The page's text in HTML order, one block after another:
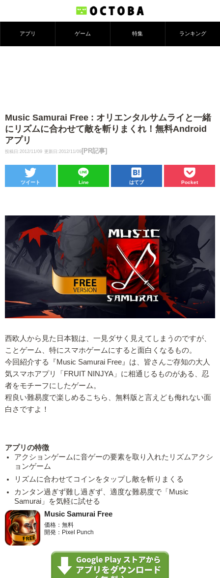
アプリ ゲーム 特集 ランキング
Music Samurai Free : オリエンタルサムライと一緒
にリズムに合わせて敵を斬りまくれ！無料Android
アプリ
投稿日:2012/11/09 更新日:2012/11/09 [PR記事]
ツイート Line はてブ Pocket
西欧人から見た日本観は、一見ダサく見えてしまうのですが、
ことゲーム、特にスマホゲームにすると面白くなるもの。
今回紹介する『Music Samurai Free』は、皆さんご存知の大人
気スマホアプリ「FRUIT NINJYA」に相通じるものがある、忍
者をモチーフにしたゲーム。
程良い難易度で楽しめるこちら、無料版と言えども侮れない面
白さですよ！
アプリの特徴
アクションゲームに音ゲーの要素を取り入れたリズムアクシ
ョンゲーム
リズムに合わせてコインをタップし敵を斬りまくる
カンタン過ぎず難し過ぎず、適度な難易度で「Music
Samurai」を気軽に試せる
Music Samurai Free
価格：無料
開発：Pixel Punch